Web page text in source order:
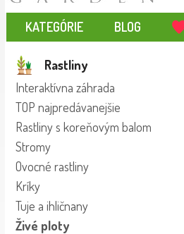
KATEGÓRIE BLOG
Rastliny
Interaktívna záhrada
TOP najpredávanejšie
Rastliny s koreňovým balom
Stromy
Ovocné rastliny
Kríky
Tuje a ihličnany
Živé ploty